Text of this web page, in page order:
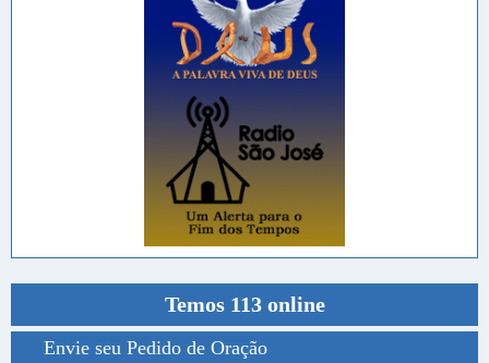
Temos 113 online
Envie seu Pedido de Oração